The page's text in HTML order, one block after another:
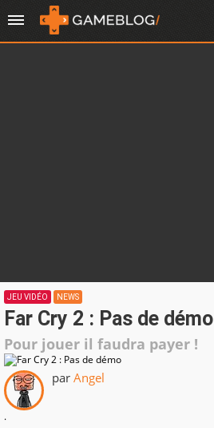
JEU VIDÉO NEWS
Far Cry 2 : Pas de démo
Pour jouer il faudra payer !
par Angel
.